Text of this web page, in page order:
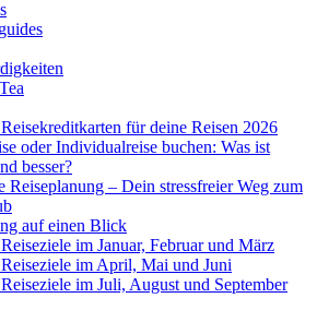
für deine Reisen 2026
oder Individualreise buchen: Was ist
besser?
Reiseplanung – Dein stressfreier Weg zum
auf einen Blick
im Januar, Februar und März
im April, Mai und Juni
im Juli, August und September